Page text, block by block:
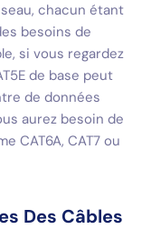
chacun étant
besoins de
si vous regardez
de base peut
de données
aurez besoin de
CAT6A, CAT7 ou
Des Câbles